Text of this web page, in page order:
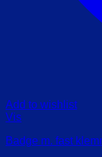
Add to wishlist
Vis
Badge m. fast